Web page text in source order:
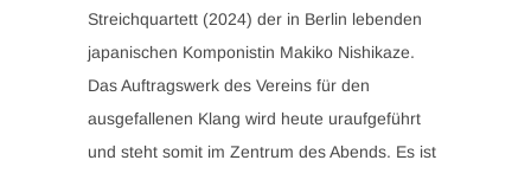
Streichquartett (2024) der in Berlin lebenden
japanischen Komponistin Makiko Nishikaze.
Das Auftragswerk des Vereins für den
ausgefallenen Klang wird heute uraufgeführt
und steht somit im Zentrum des Abends. Es ist